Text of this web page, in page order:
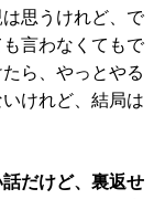
思うけれど、で
言わなくてもで
ら、やっとやる
けれど、結局は
だけど、裏返せ